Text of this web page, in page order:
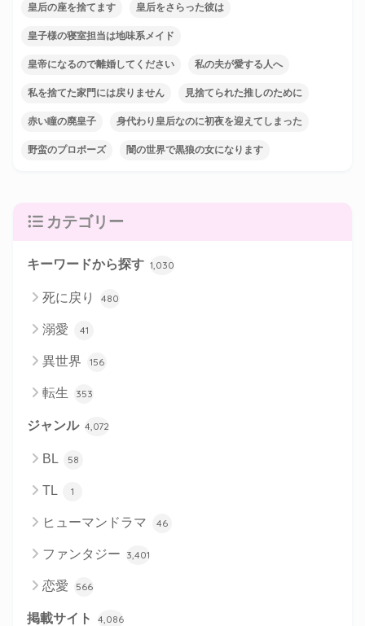
皇后の座を捨てます 皇后をさらった彼は
皇子様の寝室担当は地味系メイド
皇帝になるので離婚してください 私の夫が愛する人へ
私を捨てた家門には戻りません 見捨てられた推しのために
赤い瞳の廃皇子 身代わり皇后なのに初夜を迎えてしまった
野蛮のプロポーズ 闇の世界で黒狼の女になります
カテゴリー
キーワードから探す 1,030
死に戻り 480
溺愛 41
異世界 156
転生 353
ジャンル 4,072
BL 58
TL 1
ヒューマンドラマ 46
ファンタジー 3,401
恋愛 566
掲載サイト 4,086